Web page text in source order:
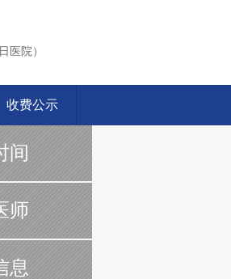
医院）
收费公示
间
师
息